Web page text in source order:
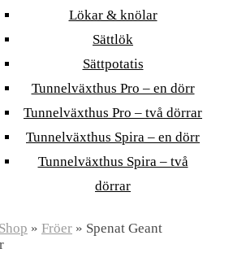
Lökar & knölar
Sättlök
Sättpotatis
Tunnelväxthus Pro – en dörr
Tunnelväxthus Pro – två dörrar
Tunnelväxthus Spira – en dörr
Tunnelväxthus Spira – två
dörrar
Shop » Fröer » Spenat Geant